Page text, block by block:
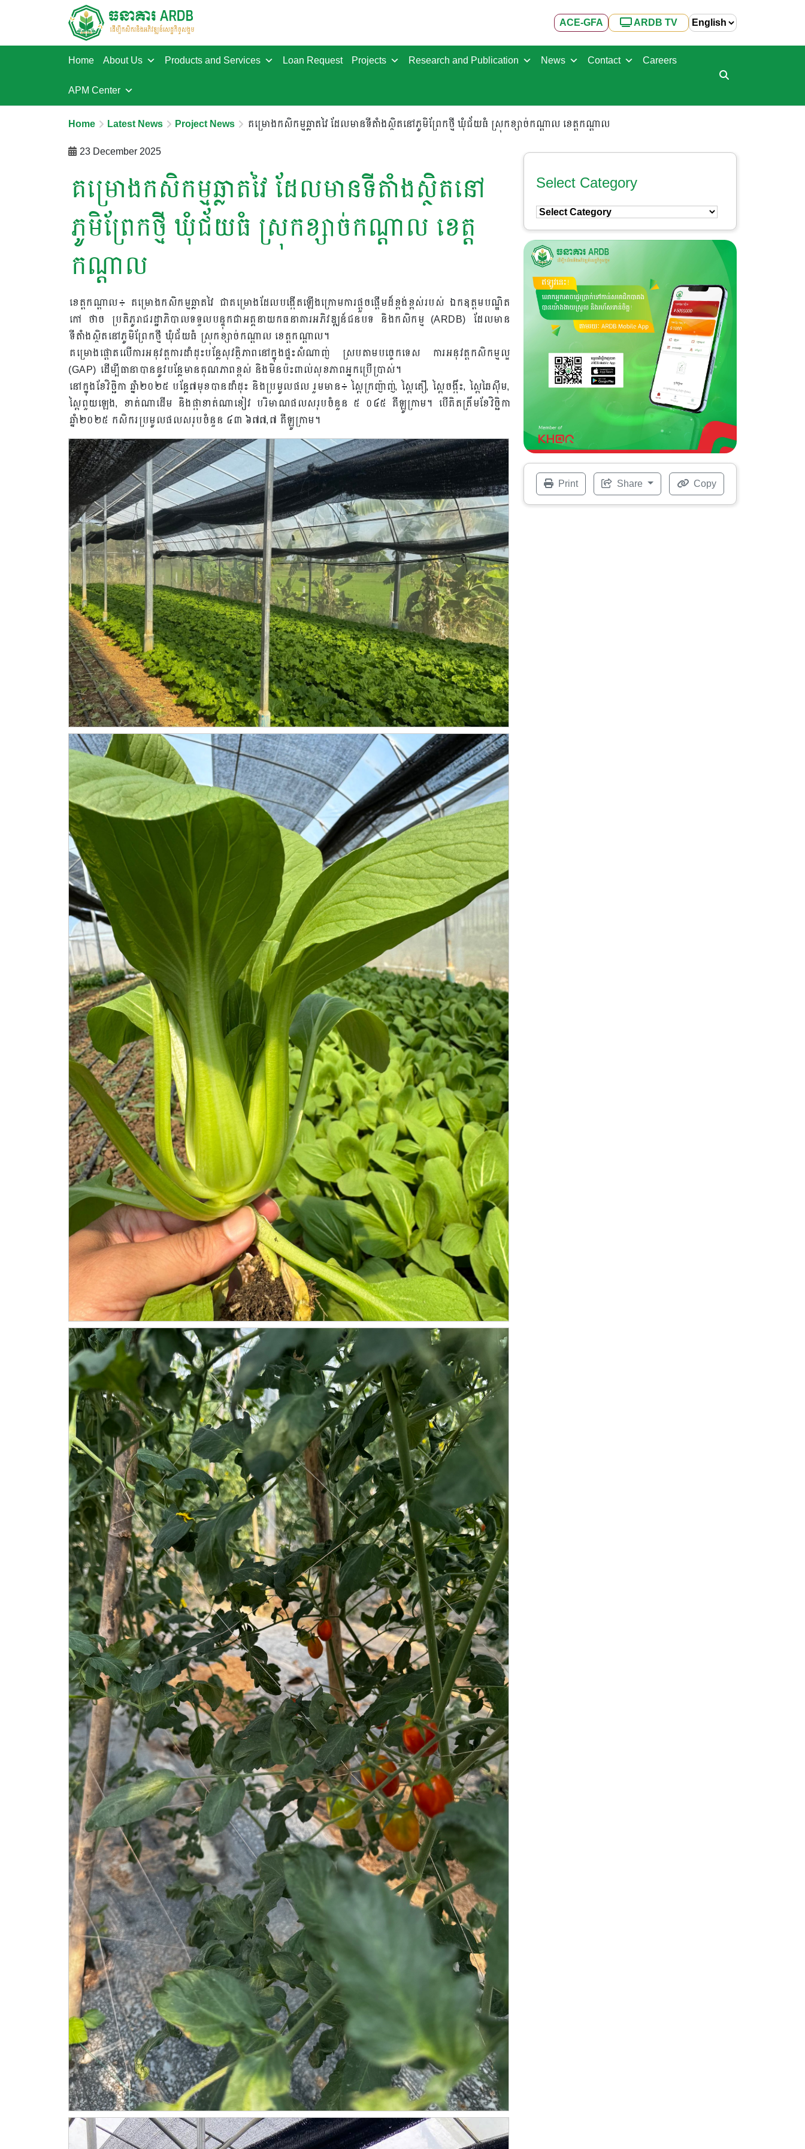
ACE-GFA ARDB TV
Home About Us Products and Services Loan Request Projects Research and Publication News Contact Careers
APM Center
Home Latest News Project News គម្រោងកសិកម្មឆ្លាតវៃ ដែលមានទីតាំងស្ថិតនៅភូមិព្រែកថ្មី ឃុំជ័យធំ ស្រុកខ្សាច់កណ្ដាល ខេត្តកណ្ដាល
23 December 2025
គម្រោងកសិកម្មឆ្លាតវៃ ដែលមានទីតាំងស្ថិតនៅ
ភូមិព្រែកថ្មី ឃុំជ័យធំ ស្រុកខ្សាច់កណ្ដាល ខេត្ត
កណ្ដាល
ខេត្តកណ្ដាល៖ គម្រោងកសិកម្មឆ្លាតវៃ ជាគម្រោងដែលបង្កើតឡើងក្រោមការផ្តួចផ្តើមដ៏ខ្ពង់ខ្ពស់របស់ ឯកឧត្តមបណ្ឌិត
កៅ ថាច ប្រតិភូរាជរដ្ឋាភិបាលទទួលបន្ទុកជាអគ្គនាយកធនាគារអភិវឌ្ឍន៍ជនបទ និងកសិកម្ម (ARDB) ដែលមាន
ទីតាំងស្ថិតនៅភូមិព្រែកថ្មី ឃុំជ័យធំ ស្រុកខ្សាច់កណ្ដាល ខេត្តកណ្ដាល។
គម្រោងផ្ដោតលើការអនុវត្តការដាំដុះបន្លែសុវត្ថិភាពនៅក្នុងផ្ទះសំណាញ់ ស្របតាមបច្ចេកទេស ការអនុវត្តកសិកម្មល្អ
(GAP) ដើម្បីធានាបាននូវបន្លែមានគុណភាពខ្ពស់ និងមិនប៉ះពាល់សុខភាពអ្នកប្រើប្រាស់។
នៅក្នុងខែវិច្ឆិកា ឆ្នាំ២០២៥ បន្លែ៧មុខបានដាំដុះ និងប្រមូលផល រួមមាន៖ ស្ពៃក្រញ៉ាញ់, ស្ពៃតឿ, ស្ពៃចង្កឹះ, ស្ពៃឆៃស៊ីម,
ស្ពៃពួយឡេង, ខាត់ណាដើម និងផ្កាខាត់ណាខៀវ បរិមាណផលសរុបចំនួន ៥ ០៤៥ គីឡូក្រាម។ បើគិតត្រឹមខែវិច្ឆិកា
ឆ្នាំ២០២៥ កសិករប្រមូលផលសរុបចំនួន ៤៣ ៦៧៧,៧ គីឡូក្រាម។
Select Category
Select
Category
Print Share Copy